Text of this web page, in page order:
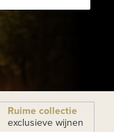
Ruime collectie
exclusieve wijnen